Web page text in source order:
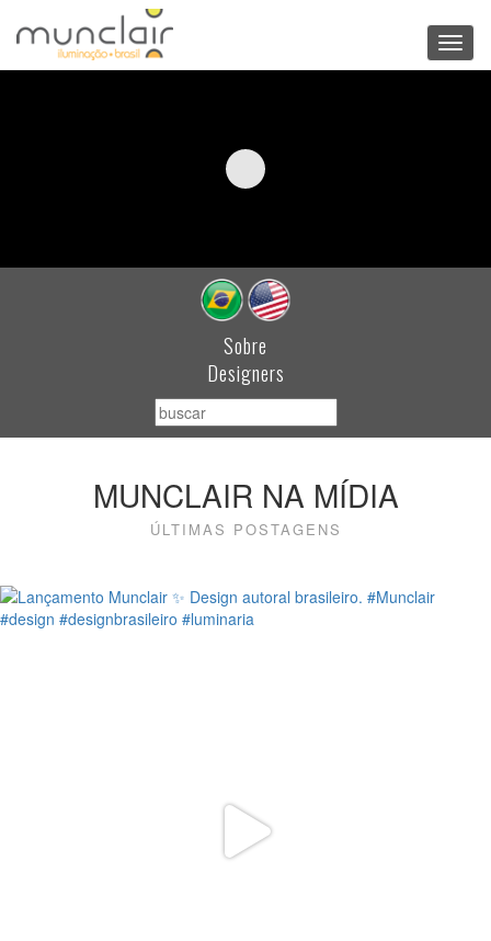
Sobre
Designers
MUNCLAIR NA MÍDIA
ÚLTIMAS POSTAGENS